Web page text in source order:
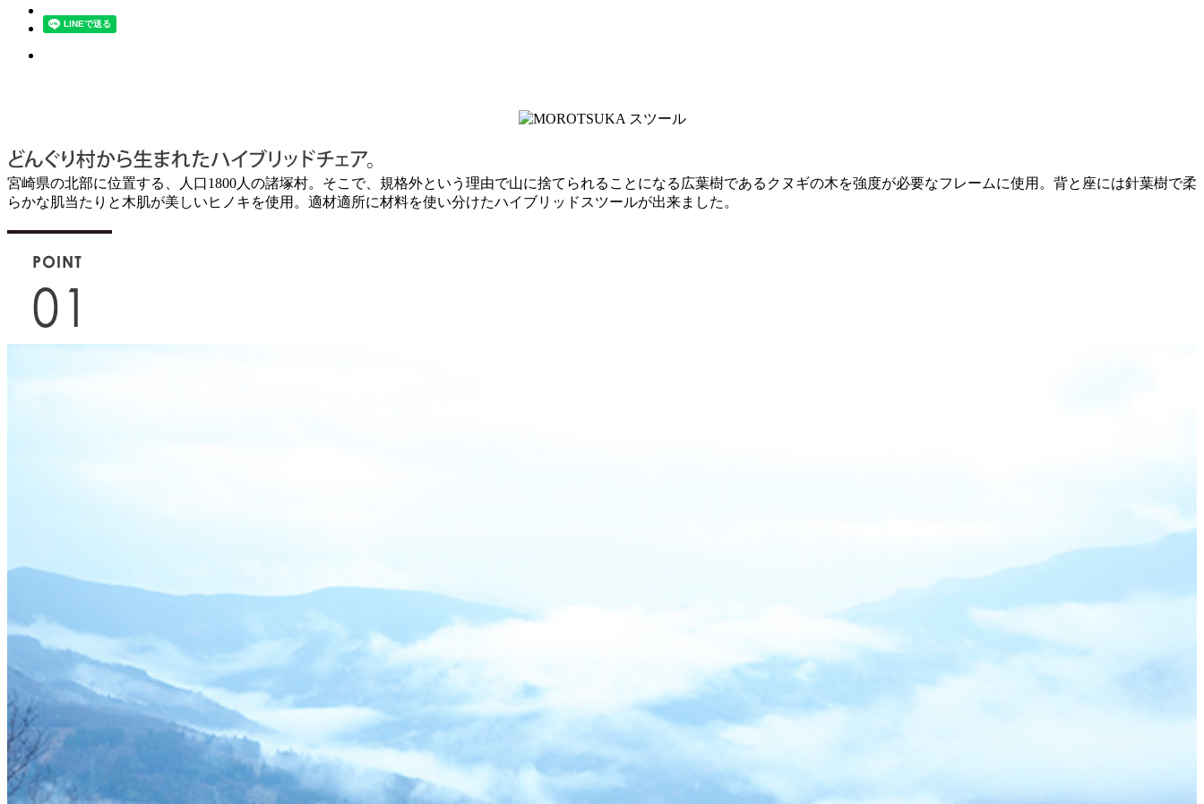
宮崎県の北部に位置する、人口1800人の諸塚村。そこで、規格外という理由で山に捨てられることになる広葉樹であるクヌギの木を強度が必要なフレームに使用。背と座には針葉樹で柔
らかな肌当たりと木肌が美しいヒノキを使用。適材適所に材料を使い分けたハイブリッドスツールが出来ました。